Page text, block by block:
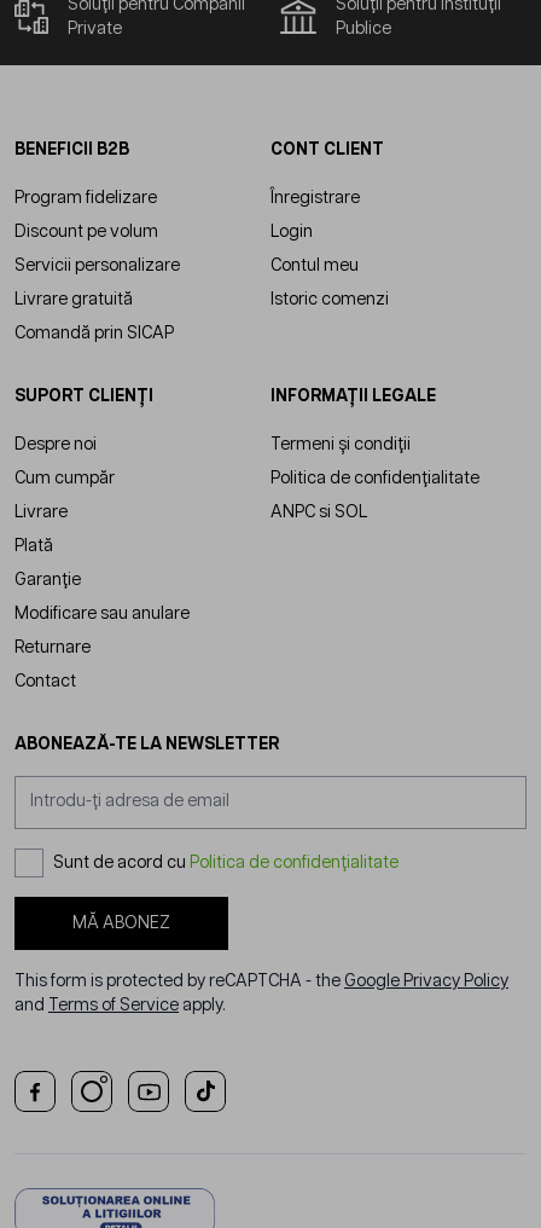
Soluții pentru Companii
Private
Soluții pentru Instituții
Publice
BENEFICII B2B
Program fidelizare
Discount pe volum
Servicii personalizare
Livrare gratuită
Comandă prin SICAP
CONT CLIENT
Înregistrare
Login
Contul meu
Istoric comenzi
SUPORT CLIENȚI
Despre noi
Cum cumpăr
Livrare
Plată
Garanție
Modificare sau anulare
Returnare
Contact
INFORMAȚII LEGALE
Termeni și condiții
Politica de confidențialitate
ANPC si SOL
ABONEAZĂ-TE LA NEWSLETTER
Sunt de acord cu Politica de confidențialitate
MĂ ABONEZ
This form is protected by reCAPTCHA - the Google Privacy Policy
and
Terms of Service apply.